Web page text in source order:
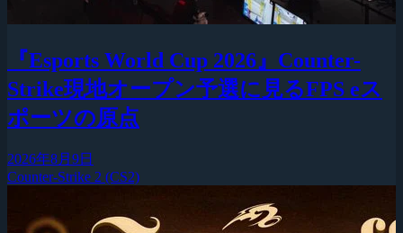
『Esports World Cup 2026』Counter-
Strike現地オープン予選に見るFPS eス
ポーツの原点
2026年8月9日
Counter-Strike 2 (CS2)